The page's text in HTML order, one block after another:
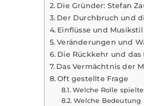
Die Gründer: Stefan
Der Durchbruch und
Einflüsse und Musikstil
Veränderungen und
Die Rückkehr und
Das Vermächtnis der
Oft gestellte Frage
Welche Rolle
Welche Bedeutung